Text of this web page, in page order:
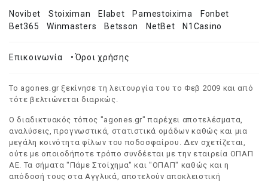
Novibet Stoiximan Elabet Pamestoixima
Fonbet
Bet365
Winmasters Betsson NetBet N1Casino
Επικοινωνία •Όροι χρήσης
Το agones.gr ξεκίνησε τη λειτουργία του το Φεβ 2009 και από
τότε βελτιώνεται διαρκώς.
Ο διαδικτυακός τόπος "agones.gr" παρέχει αποτελέσματα,
αναλύσεις, προγνωστικά, στατιστικά ομάδων καθώς και μια
μεγάλη κοινότητα φίλων του ποδοσφαίρου. Δεν σχετίζεται,
ούτε με οποιοδήποτε τρόπο συνδέεται με την εταιρεία ΟΠΑΠ
ΑΕ. Τα σήματα "Πάμε Στοίχημα" και "ΟΠΑΠ" καθώς και η
απόδοσή τους στα Αγγλικά, αποτελούν αποκλειστική